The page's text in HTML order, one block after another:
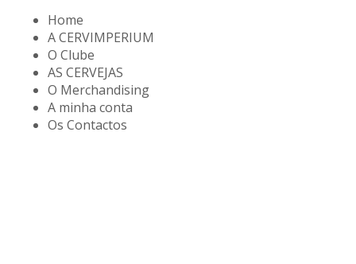
Home
A CERVIMPERIUM
O Clube
AS CERVEJAS
O Merchandising
A minha conta
Os Contactos